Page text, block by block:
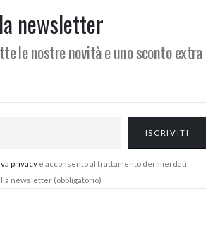
newsletter
le nostre novità e uno sconto extra
privacy e acconsento al trattamento dei miei dati
newsletter (obbligatorio)